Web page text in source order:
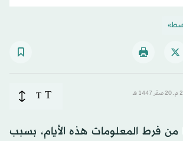
T
T
من فرط المعلومات هذه الأيام، بسبب